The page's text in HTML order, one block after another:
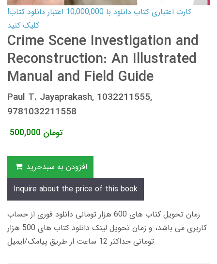
کارت اعتباری کتاب دانلود با 10,000,000 اعتبار دانلود کتاب!
کلیک کنید
Crime Scene Investigation and
Reconstruction: An Illustrated
Manual and Field Guide
Paul T. Jayaprakash, 1032211555,
9781032211558
500,000 تومان
افزودن به سبدخرید
Inquire about the price of this book
زمان تحویل کتاب های 600 هزار تومانی دانلود فوری از حساب
کاربری می باشد، و زمان تحویل لینک دانلود کتاب های 500 هزار
تومانی حداکثر 12 ساعت از طریق پیامک/ایمیل